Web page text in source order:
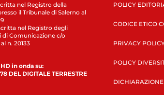
nel Registro della
il Tribunale di Salerno al
nel Registro degli
di Comunicazione c/o
n. 20133
HD in onda su:
DEL DIGITALE TERRESTRE
POLICY
CODICE ETICO
PRIVACY
POLICY